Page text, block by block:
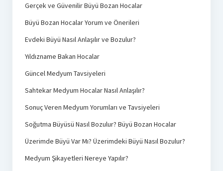
Gerçek ve Güvenilir Büyü Bozan Hocalar
Büyü Bozan Hocalar Yorum ve Önerileri
Evdeki Büyü Nasıl Anlaşılır ve Bozulur?
Yıldızname Bakan Hocalar
Güncel Medyum Tavsiyeleri
Sahtekar Medyum Hocalar Nasıl Anlaşılır?
Sonuç Veren Medyum Yorumları ve Tavsiyeleri
Soğutma Büyüsü Nasıl Bozulur? Büyü Bozan Hocalar
Üzerimde Büyü Var Mı? Üzerimdeki Büyü Nasıl Bozulur?
Medyum Şikayetleri Nereye Yapılır?